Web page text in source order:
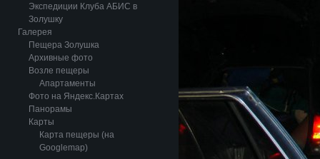
Экспедиции Клуба АБИС в
Золушку
Галерея
Пещера Золушка
Архивные фото
Возле пещеры
Апартаменты
Фото на Яндекс.Картах
Панорамы
Карты
Карта пещеры (на
Googlemap)